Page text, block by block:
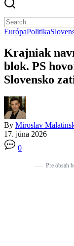
Search
EurópaPolitika
Krajniak
blok. PS
Slovensko
By Miroslav
17. júna 2026
0
Pre obsah